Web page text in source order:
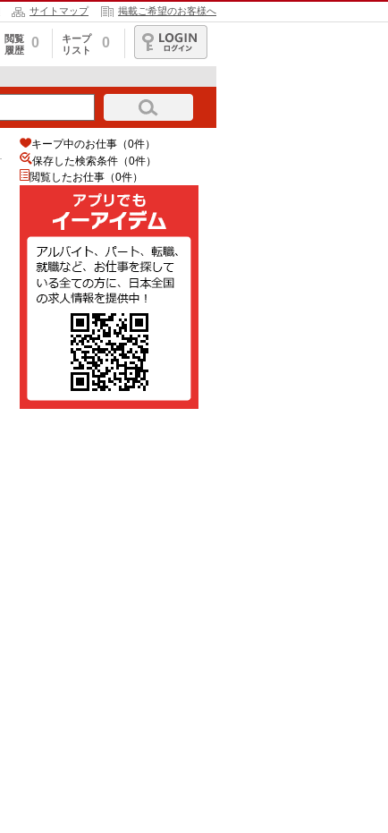
サイトマップ 掲載ご希望のお客様へ
閲覧
履歴
0
キープ
リスト
0
ログイン
キープ中のお仕事（0件）
保存した検索条件（0件）
閲覧したお仕事（0件）